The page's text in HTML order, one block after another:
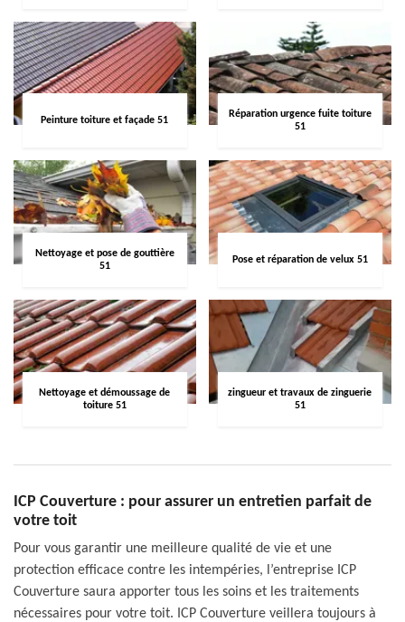
Peinture toiture et façade 51
Réparation urgence fuite toiture
51
Nettoyage et pose de gouttière
51
Pose et réparation de velux 51
Nettoyage et démoussage de
toiture 51
zingueur et travaux de zinguerie
51
ICP Couverture : pour assurer un entretien parfait de
votre toit
Pour vous garantir une meilleure qualité de vie et une
protection efficace contre les intempéries, l’entreprise ICP
Couverture saura apporter tous les soins et les traitements
nécessaires pour votre toit. ICP Couverture veillera toujours à